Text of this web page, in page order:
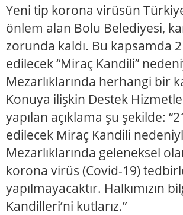
Yeni tip korona virüsün
önlem alan Bolu Belediyesi,
zorunda kaldı. Bu kapsamda
edilecek “Miraç Kandili”
Mezarlıklarında herhangi bir
Konuya ilişkin Destek
yapılan açıklama şu şekilde:
edilecek Miraç Kandili
Mezarlıklarında geleneksel
korona virüs (Covid-19)
yapılmayacaktır. Halkımızın
Kandilleri’ni kutlarız.”